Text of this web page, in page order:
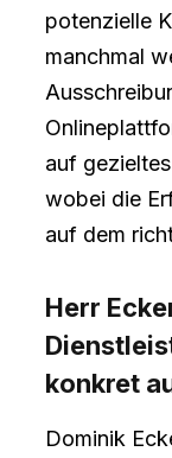
potenzielle
manchmal
auf
wobei die
auf dem
Herr
konkret
Dominik